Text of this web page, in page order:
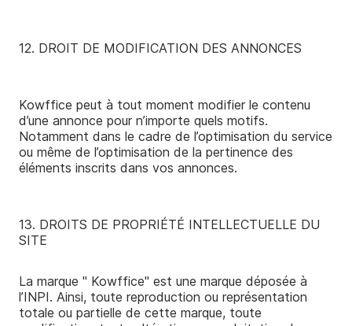
12. DROIT DE MODIFICATION DES ANNONCES
Kowffice peut à tout moment modifier le contenu
d’une annonce pour n’importe quels motifs.
Notamment dans le cadre de l’optimisation du service
ou même de l’optimisation de la pertinence des
éléments inscrits dans vos annonces.
13. DROITS DE PROPRIÉTÉ INTELLECTUELLE DU
SITE
La marque " Kowffice" est une marque déposée à
l’INPI. Ainsi, toute reproduction ou représentation
totale ou partielle de cette marque, toute